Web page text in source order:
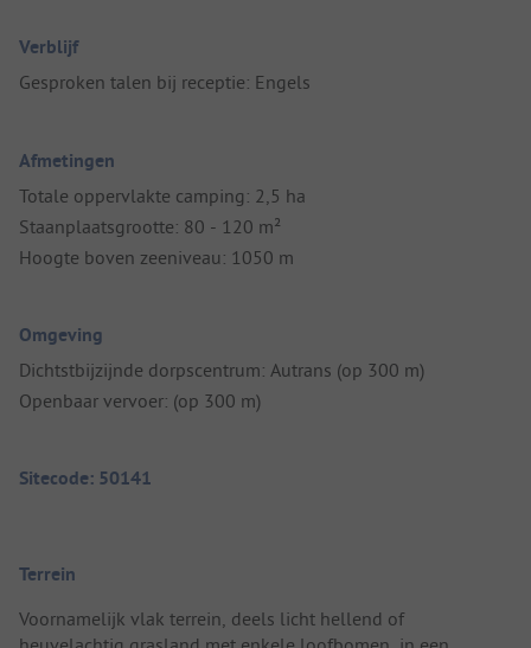
Verblijf
Gesproken talen bij receptie: Engels
Afmetingen
Totale oppervlakte camping: 2,5 ha
Staanplaatsgrootte: 80 - 120 m²
Hoogte boven zeeniveau: 1050 m
Omgeving
Dichtstbijzijnde dorpscentrum: Autrans (op 300 m)
Openbaar vervoer: (op 300 m)
Sitecode: 50141
Terrein
Voornamelijk vlak terrein, deels licht hellend of